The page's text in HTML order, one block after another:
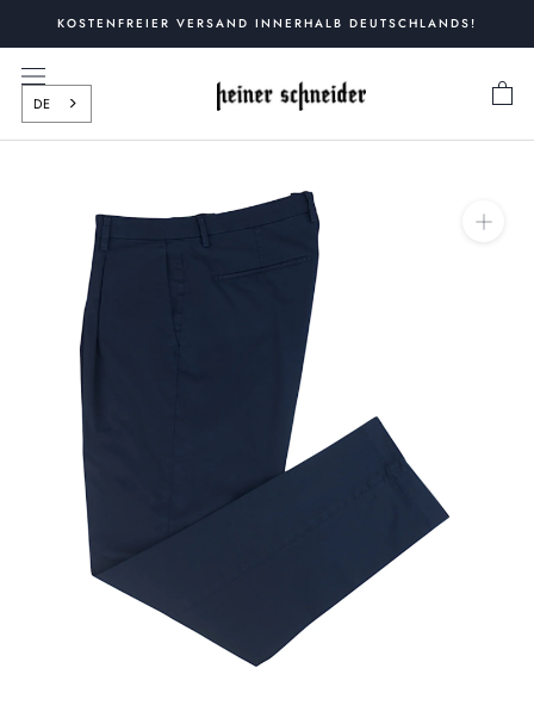
springen
KOSTENFREIER VERSAND INNERHALB DEUTSCHLANDS!
DE